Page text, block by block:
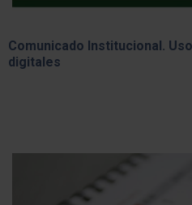
Comunicado Institucional.
digitales